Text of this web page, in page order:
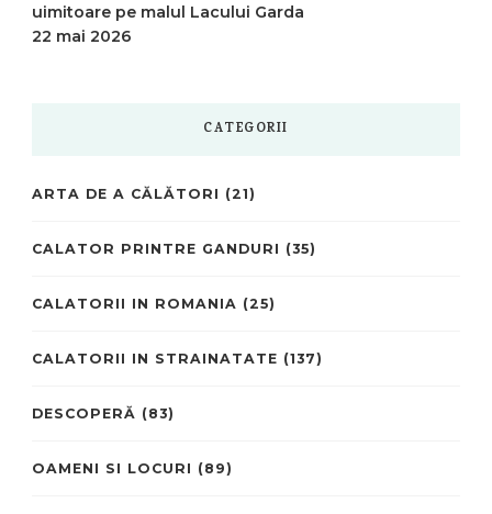
uimitoare pe malul Lacului Garda
22 mai 2026
CATEGORII
ARTA DE A CĂLĂTORI (21)
CALATOR PRINTRE GANDURI (35)
CALATORII IN ROMANIA (25)
CALATORII IN STRAINATATE (137)
DESCOPERĂ (83)
OAMENI SI LOCURI (89)